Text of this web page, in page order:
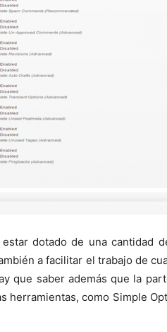
dotado de una cantidad
a facilitar el trabajo de
que saber además que la
herramientas, como Simple